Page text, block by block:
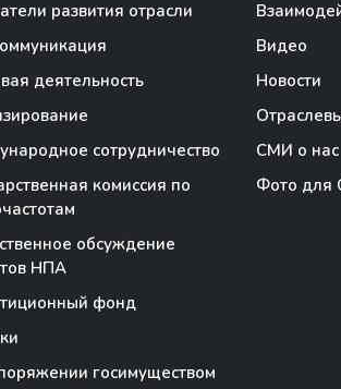
развития отрасли
деятельность
сотрудничество
комиссия по
обсуждение
НПА
фонд
госимуществом
Видео
Новости
СМИ о нас
Фото для